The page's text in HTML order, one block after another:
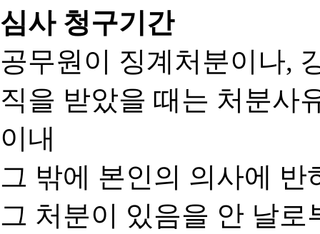
심사 청구기간
공무원이 징계처분이나,
직을 받았을 때는 처분사
이내
그 밖에 본인의 의사에
그 처분이 있음을 안 날로